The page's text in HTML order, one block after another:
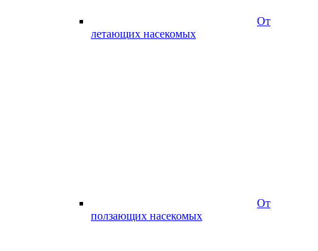
От
летающих насекомых
От
ползающих насекомых